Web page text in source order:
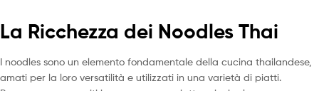
La Ricchezza dei Noodles Thai
I noodles sono un elemento fondamentale della cucina thailandese,
amati per la loro versatilità e utilizzati in una varietà di piatti.